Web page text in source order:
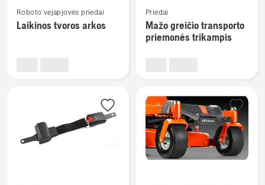
daugiau
detalių
Roboto vejapjovės priedai
Laikinos tvoros arkos
daugiau
detalių
apie
priemonės
trikampis
Priedai
Mažo greičio transporto
priemonės trikampis